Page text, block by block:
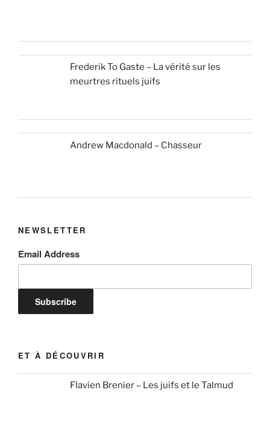
Frederik To Gaste – La vérité sur les
meurtres rituels juifs
Andrew Macdonald – Chasseur
NEWSLETTER
Email Address
ET À DÉCOUVRIR
Flavien Brenier – Les juifs et le Talmud